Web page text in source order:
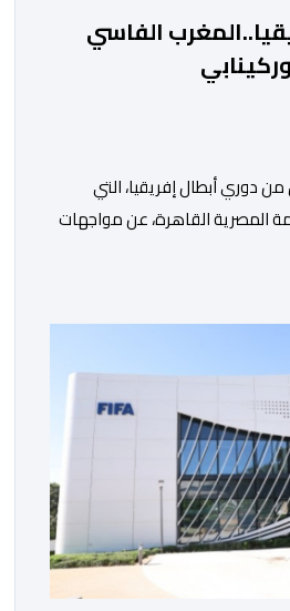
الفاسي
دوري أبطال إفريقيا، التي
المصرية القاهرة، عن مواجهات
الدور مع الفائز من المباراة
[…]